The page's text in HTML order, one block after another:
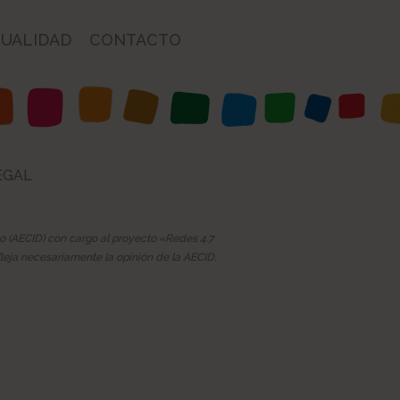
CONTACTO
con cargo al proyecto «Redes 4.7
necesariamente la opinión de la AECID.